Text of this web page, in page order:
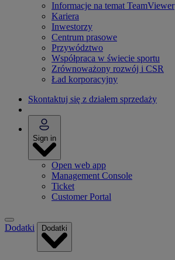
Informacje na temat TeamViewer
Kariera
Inwestorzy
Centrum prasowe
Przywództwo
Współpraca w świecie sportu
Zrównoważony rozwój i CSR
Ład korporacyjny
Skontaktuj się z działem sprzedaży
Sign in
Open web app
Management Console
Ticket
Customer Portal
Dodatki Dodatki